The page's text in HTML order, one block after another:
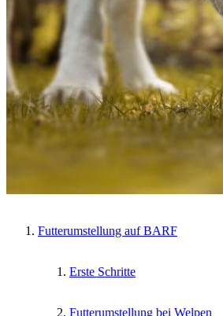
Futterumstellung auf BARF
Erste Schritte
Futterumstellung bei Welpen